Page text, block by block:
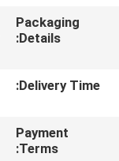
الجودة
اتصل
Packaging
Details:
Delivery Time:
Payment
Terms: